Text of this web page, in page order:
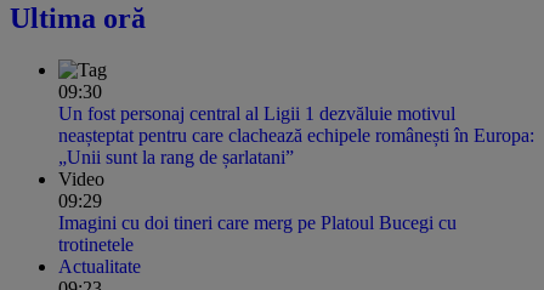
Ultima oră
09:30
Un fost personaj central al Ligii 1 dezvăluie motivul
neașteptat pentru care clachează echipele românești în Europa:
„Unii sunt la rang de șarlatani”
Video
09:29
Imagini cu doi tineri care merg pe Platoul Bucegi cu
trotinetele
Actualitate